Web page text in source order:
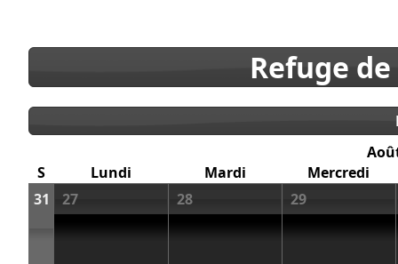
Refuge
S
Lundi Mardi
Mercredi
31
27 28 29